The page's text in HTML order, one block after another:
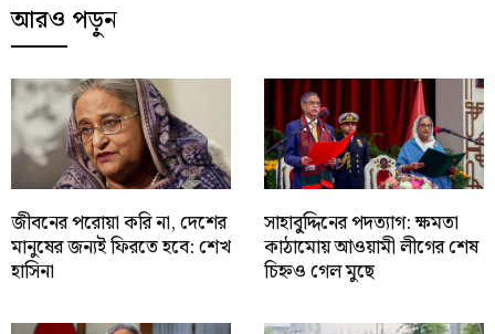
আরও পড়ুন
জীবনের পরোয়া করি না, দেশের
মানুষের জন্যই ফিরতে হবে: শেখ
হাসিনা
সাহাবু্দ্দিনের পদত্যাগ: ক্ষমতা
কাঠামোয় আওয়ামী লীগের শেষ
চিহ্নও গেল মুছে